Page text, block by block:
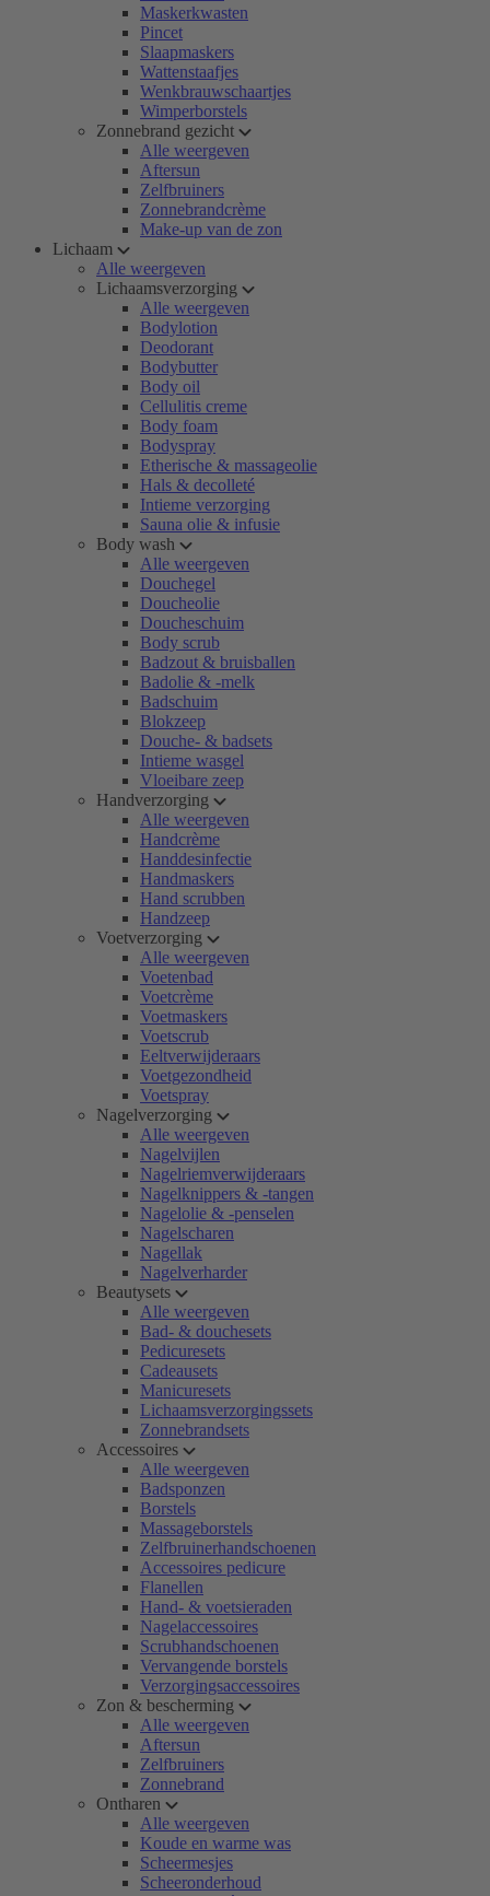
Maskerkwasten
Pincet
Slaapmaskers
Wattenstaafjes
Wenkbrauwschaartjes
Wimperborstels
Zonnebrand gezicht
Alle weergeven
Aftersun
Zelfbruiners
Zonnebrandcrème
Make-up van de zon
Lichaam
Alle weergeven
Lichaamsverzorging
Alle weergeven
Bodylotion
Deodorant
Bodybutter
Body oil
Cellulitis creme
Body foam
Bodyspray
Etherische & massageolie
Hals & decolleté
Intieme verzorging
Sauna olie & infusie
Body wash
Alle weergeven
Douchegel
Doucheolie
Doucheschuim
Body scrub
Badzout & bruisballen
Badolie & -melk
Badschuim
Blokzeep
Douche- & badsets
Intieme wasgel
Vloeibare zeep
Handverzorging
Alle weergeven
Handcrème
Handdesinfectie
Handmaskers
Hand scrubben
Handzeep
Voetverzorging
Alle weergeven
Voetenbad
Voetcrème
Voetmaskers
Voetscrub
Eeltverwijderaars
Voetgezondheid
Voetspray
Nagelverzorging
Alle weergeven
Nagelvijlen
Nagelriemverwijderaars
Nagelknippers & -tangen
Nagelolie & -penselen
Nagelscharen
Nagellak
Nagelverharder
Beautysets
Alle weergeven
Bad- & douchesets
Pedicuresets
Cadeausets
Manicuresets
Lichaamsverzorgingssets
Zonnebrandsets
Accessoires
Alle weergeven
Badsponzen
Borstels
Massageborstels
Zelfbruinerhandschoenen
Accessoires pedicure
Flanellen
Hand- & voetsieraden
Nagelaccessoires
Scrubhandschoenen
Vervangende borstels
Verzorgingsaccessoires
Zon & bescherming
Alle weergeven
Aftersun
Zelfbruiners
Zonnebrand
Ontharen
Alle weergeven
Koude en warme was
Scheermesjes
Scheeronderhoud